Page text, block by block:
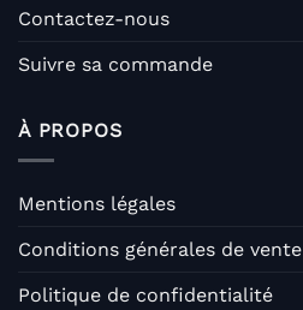
Contactez-nous
Suivre sa commande
À PROPOS
Mentions légales
Conditions générales de vente
Politique de confidentialité